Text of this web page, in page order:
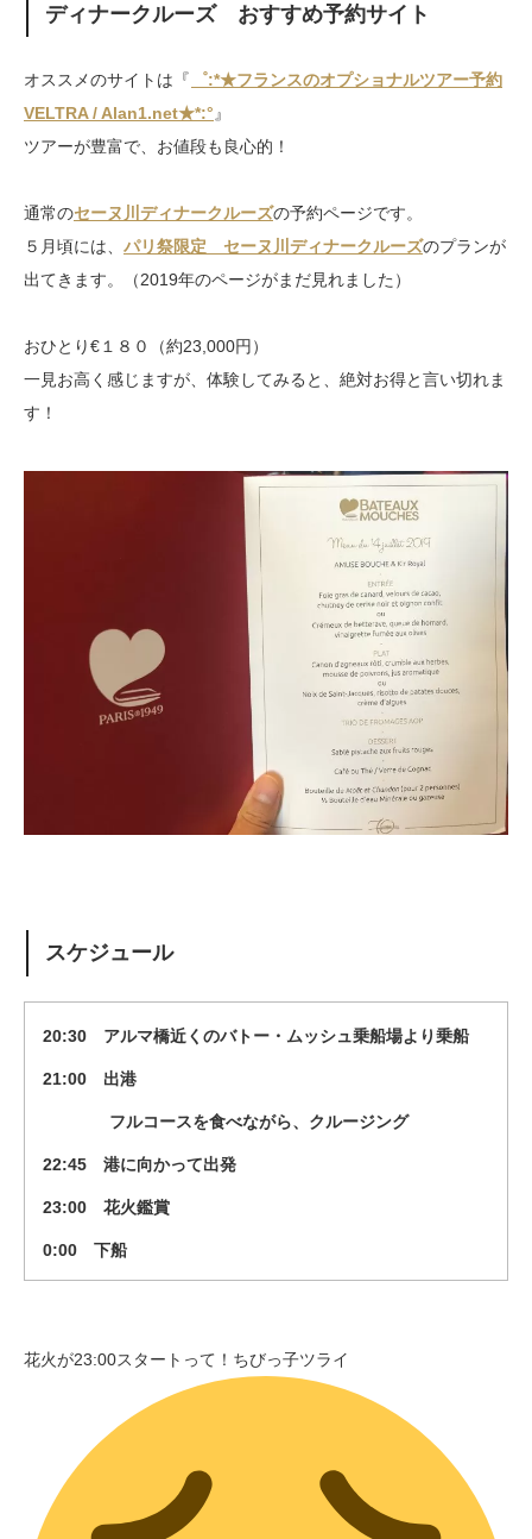
ディナークルーズ おすすめ予約サイト
オススメのサイトは『
゜:*★フランスのオプショナルツアー予約
VELTRA / Alan1.net★*:° 』
ツアーが豊富で、お値段も良心的！
通常のセーヌ川ディナークルーズの予約ページです。
５月頃には、 パリ祭限定 セーヌ川ディナークルーズのプランが
出てきます。（2019年のページがまだ見れました）
おひとり€１８０（約23,000円）
一見お高く感じますが、体験してみると、絶対お得と言い切れま
す！
スケジュール
20:30 アルマ橋近くのバトー・ムッシュ乗船場より乗船
21:00 出港
フルコースを食べながら、クルージング
22:45 港に向かって出発
23:00 花火鑑賞
0:00 下船
花火が23:00スタートって！ちびっ子ツライ